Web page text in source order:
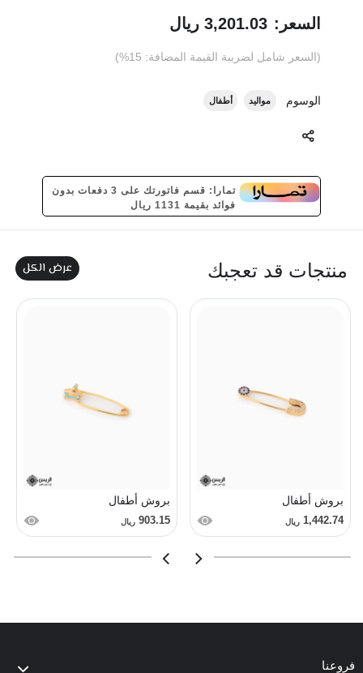
السعر: 3,201.03 ريال
(السعر شامل لضريبة القيمة المضافة: 15%)
الوسوم مواليد أطفال
تمارا: قسم فاتورتك على 3 دفعات بدون
فوائد بقيمة 1131 ريال
منتجات قد تعجبك عرض الكل
بروش أطفال
1,442.74 ريال
بروش أطفال
903.15 ريال
فروعنا